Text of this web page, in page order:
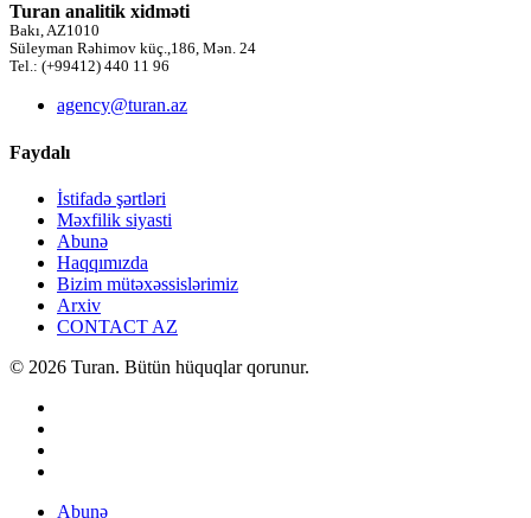
Turan analitik xidməti
Bakı, AZ1010
Süleyman Rəhimov küç.,186, Mən. 24
Tel.: (+99412) 440 11 96
agency@turan.az
Faydalı
İstifadə şərtləri
Məxfilik siyasti
Abunə
Haqqımızda
Bizim mütəxəssislərimiz
Arxiv
CONTACT AZ
© 2026 Turan. Bütün hüquqlar qorunur.
Abunə